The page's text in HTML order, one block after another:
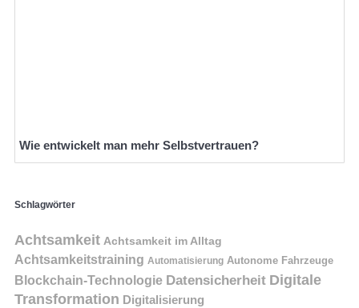
Wie entwickelt man mehr Selbstvertrauen?
Schlagwörter
Achtsamkeit Achtsamkeit im Alltag
Achtsamkeitstraining Automatisierung Autonome Fahrzeuge
Blockchain-Technologie Datensicherheit Digitale
Transformation Digitalisierung